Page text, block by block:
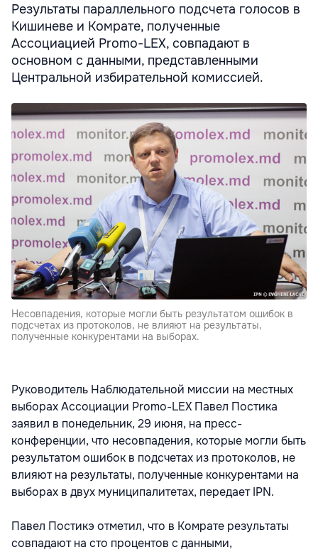
Результаты параллельного подсчета голосов в
Кишиневе и Комрате, полученные
Ассоциацией Promo-LEX, совпадают в
основном с данными, представленными
Центральной избирательной комиссией.
Несовпадения, которые могли быть результатом ошибок в
подсчетах из протоколов, не влияют на результаты,
полученные конкурентами на выборах.
Руководитель Наблюдательной миссии на местных
выборах Ассоциации Promo-LEX Павел Постика
заявил в понедельник, 29 июня, на пресс-
конференции, что несовпадения, которые могли быть
результатом ошибок в подсчетах из протоколов, не
влияют на результаты, полученные конкурентами на
выборах в двух муниципалитетах, передает IPN.
Павел Постикэ отметил, что в Комрате результаты
совпадают на сто процентов с данными,